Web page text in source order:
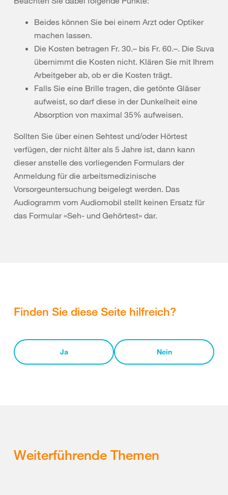
Beides können Sie bei einem Arzt oder Optiker
machen lassen.
Die Kosten betragen Fr. 30.– bis Fr. 60.–. Die Suva
übernimmt die Kosten nicht. Klären Sie mit Ihrem
Arbeitgeber ab, ob er die Kosten trägt.
Falls Sie eine Brille tragen, die getönte Gläser
aufweist, so darf diese in der Dunkelheit eine
Absorption von maximal 35% aufweisen.
Sollten Sie über einen Sehtest und/oder Hörtest
verfügen, der nicht älter als 5 Jahre ist, dann kann
dieser anstelle des vorliegenden Formulars der
Anmeldung für die arbeitsmedizinische
Vorsorgeuntersuchung beigelegt werden. Das
Audiogramm vom Audiomobil stellt keinen Ersatz für
das Formular «Seh- und Gehörtest» dar.
Finden Sie diese Seite hilfreich?
Ja Nein
Weiterführende Themen